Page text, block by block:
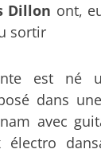
Dillon ont,
sortir
est né
dans
avec
électro